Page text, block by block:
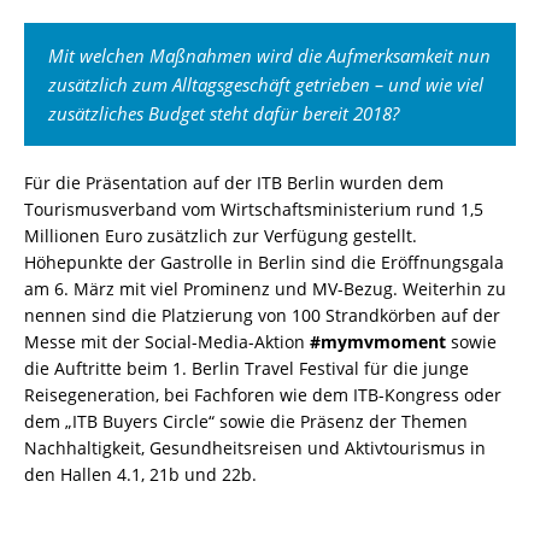
Mit welchen Maßnahmen wird die Aufmerksamkeit nun
zusätzlich zum Alltagsgeschäft getrieben – und wie viel
zusätzliches Budget steht dafür bereit 2018?
Für die Präsentation auf der ITB Berlin wurden dem
Tourismusverband vom Wirtschaftsministerium rund 1,5
Millionen Euro zusätzlich zur Verfügung gestellt.
Höhepunkte der Gastrolle in Berlin sind die Eröffnungsgala
am 6. März mit viel Prominenz und MV-Bezug. Weiterhin zu
nennen sind die Platzierung von 100 Strandkörben auf der
Messe mit der Social-Media-Aktion #mymvmoment sowie
die Auftritte beim 1. Berlin Travel Festival für die junge
Reisegeneration, bei Fachforen wie dem ITB-Kongress oder
dem „ITB Buyers Circle“ sowie die Präsenz der Themen
Nachhaltigkeit, Gesundheitsreisen und Aktivtourismus in
den Hallen 4.1, 21b und 22b.